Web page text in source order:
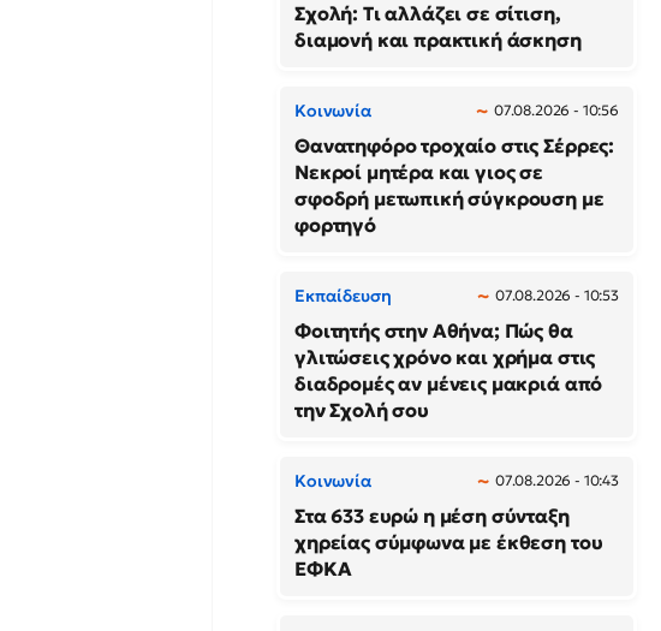
Σχολή: Τι αλλάζει σε σίτιση,
διαμονή και πρακτική άσκηση
Κοινωνία 07.08.2026 - 10:56
Θανατηφόρο τροχαίο στις Σέρρες:
Νεκροί μητέρα και γιος σε
σφοδρή μετωπική σύγκρουση με
φορτηγό
Εκπαίδευση 07.08.2026 - 10:53
Φοιτητής στην Αθήνα; Πώς θα
γλιτώσεις χρόνο και χρήμα στις
διαδρομές αν μένεις μακριά από
την Σχολή σου
Κοινωνία 07.08.2026 - 10:43
Στα 633 ευρώ η μέση σύνταξη
χηρείας σύμφωνα με έκθεση του
ΕΦΚΑ